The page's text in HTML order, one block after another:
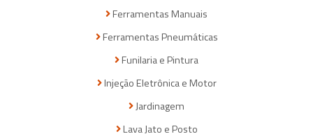
Ferramentas Manuais
Ferramentas Pneumáticas
Funilaria e Pintura
Injeção Eletrônica e Motor
Jardinagem
Lava Jato e Posto